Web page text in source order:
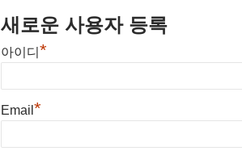
새로운 사용자 등록
아이디 *
Email *